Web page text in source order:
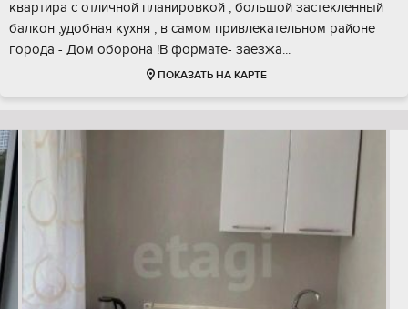
квартира с отличной планировкой , большой застекленный
балкон ,удобная кухня , в самом привлекательном районе
города - Дом оборона !В формате- заезжа...
ПОКАЗАТЬ НА КАРТЕ